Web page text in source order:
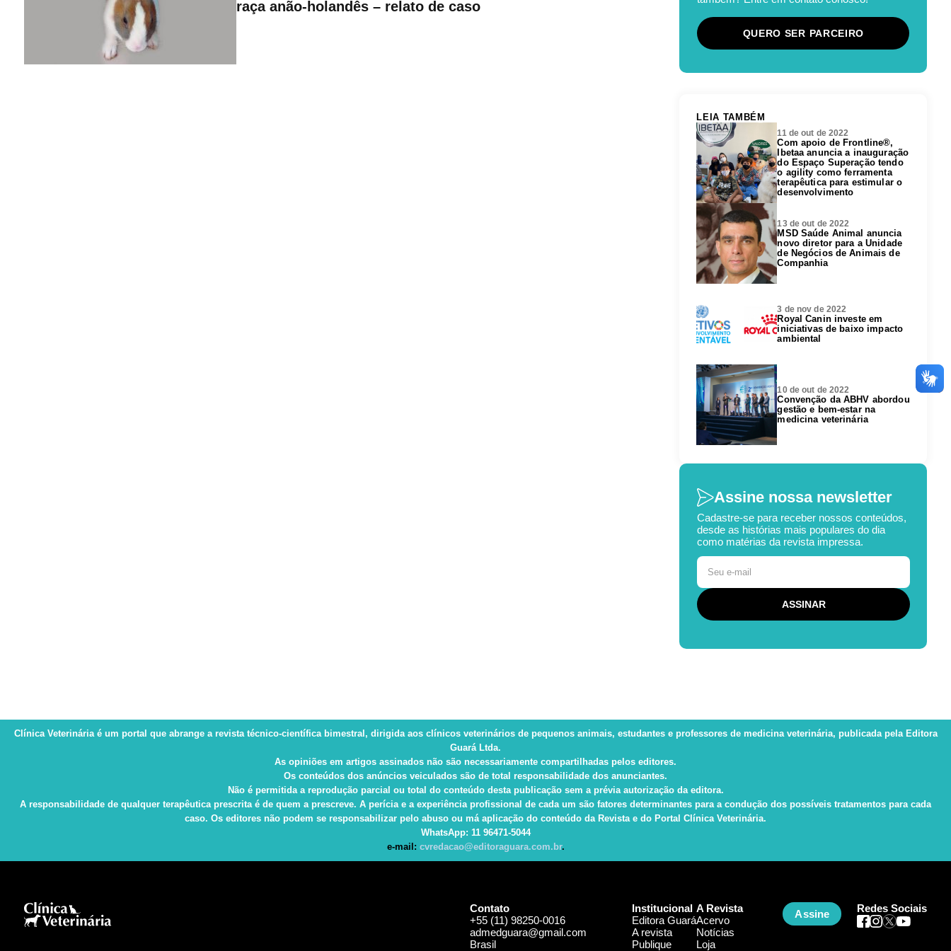
raça anão-holandês – relato de caso
QUERO SER PARCEIRO
LEIA TAMBÉM
11 de out de 2022
Com apoio de Frontline®,
Ibetaa anuncia a inauguração
do Espaço Superação tendo
o agility como ferramenta
terapêutica para estimular o
desenvolvimento
13 de out de 2022
MSD Saúde Animal anuncia
novo diretor para a Unidade
de Negócios de Animais de
Companhia
3 de nov de 2022
Royal Canin investe em
iniciativas de baixo impacto
ambiental
10 de out de 2022
Convenção da ABHV abordou
gestão e bem-estar na
medicina veterinária
Assine nossa newsletter
Cadastre-se para receber nossos conteúdos,
desde as histórias mais populares do dia
como matérias da revista impressa.
Clínica Veterináriaé um portal que abrange a revista técnico-científica bimestral, dirigida aos clínicos veterinários de pequenos animais, estudantes e professores de medicina veterinária, publicada pela Editora
Guará Ltda.
As opiniões em artigos assinados não são necessariamente compartilhadas pelos editores.
Os conteúdos dos anúncios veiculados são de total responsabilidade dos anunciantes.
Não é permitida a reprodução parcial ou total do conteúdo desta publicação sem a prévia autorização da editora.
A responsabilidade de qualquer terapêutica prescrita é de quem a prescreve. A perícia e a experiência profissional de cada um são fatores determinantes para a condução dos possíveis tratamentos para cada
caso. Os editores não podem se responsabilizar pelo abuso ou má aplicação do conteúdo da Revista e do Portal Clínica Veterinária.
WhatsApp: 11 96471-5044
e-mail: cvredacao@editoraguara.com.br.
Contato
+55 (11) 98250-0016
admedguara@gmail.com
Brasil
Institucional
Editora Guará
A revista
Publique
A Revista
Acervo
Notícias
Loja
Assine Redes Sociais